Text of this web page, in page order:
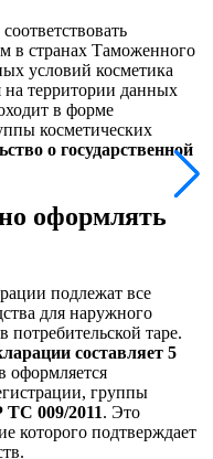
в странах Таможенного
условий косметика
на территории данных
в форме
косметических
о государственной
оформлять
подлежат все
для наружного
таре.
составляет 5
оформляется
группы
ТС 009/2011. Это
которого подтверждает